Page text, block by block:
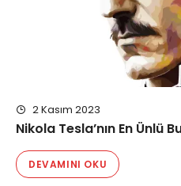
2 Kasım 2023
Nikola Tesla’nın En Ünlü
DEVAMINI OKU